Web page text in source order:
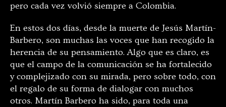
pero cada vez volvió siempre a Colombia.
En estos dos días, desde la muerte de Jesús Martín-
Barbero, son muchas las voces que han recogido la
herencia de su pensamiento. Algo que es claro, es
que el campo de la comunicación se ha fortalecido
y complejizado con su mirada, pero sobre todo, con
el regalo de su forma de dialogar con muchos
otros. Martín Barbero ha sido, para toda una